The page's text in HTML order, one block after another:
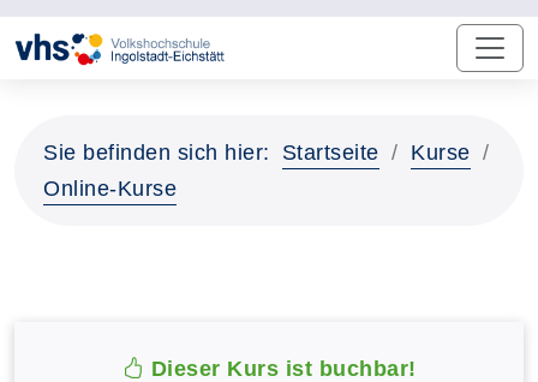
Sie befinden sich hier: Startseite
Kurse
Online-Kurse
Dieser Kurs ist buchbar!